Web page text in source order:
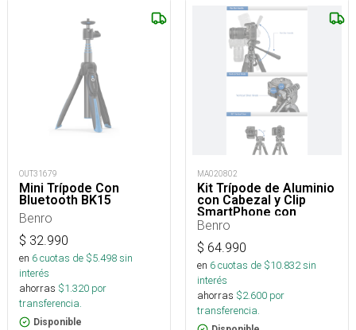
OUT31679
Mini Trípode Con
Bluetooth BK15
Benro
$ 32.990
en 6cuotas de $5.498sin
interés
ahorras $1.320 por
transferencia.
Disponible
MA020802
Kit Trípode de Aluminio
con Cabezal y Clip
SmartPhone con
Bluetooth Serie Digital
Benro
$ 64.990
en 6cuotas de $10.832sin
interés
ahorras $2.600 por
transferencia.